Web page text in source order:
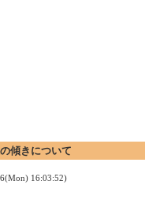
傾きについて
16:03:52)